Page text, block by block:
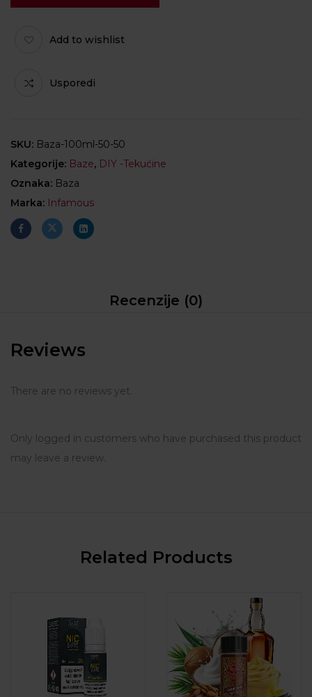
Add to wishlist
Usporedi
SKU: Baza-100ml-50-50
Kategorije: Baze, DIY -Tekućine
Oznaka: Baza
Marka: Infamous
Recenzije (0)
Reviews
There are no reviews yet.
Only logged in customers who have purchased this product
may leave a review.
Related Products